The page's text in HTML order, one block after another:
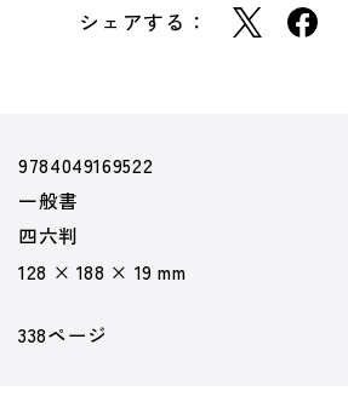
シェアする：
9784049169522
一般書
四六判
128 × 188 × 19 mm
338ページ